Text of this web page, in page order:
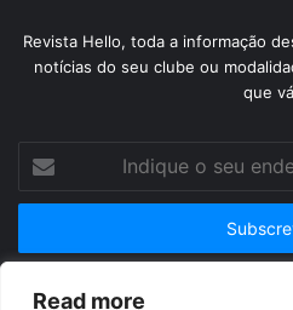
Read more
Revista Hello, toda a informação
notícias do seu clube ou
que
Indique
seu
de